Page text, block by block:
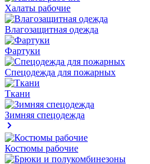
Халаты рабочие
Влагозащитная одежда
Фартуки
Спецодежда для пожарных
Ткани
Зимняя спецодежда
Костюмы рабочие